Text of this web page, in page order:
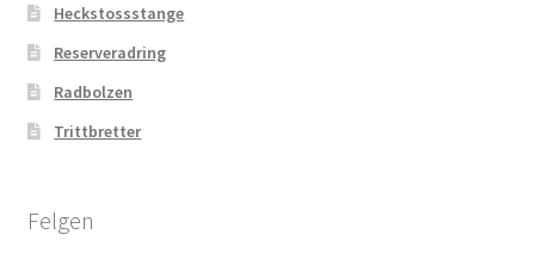
Heckstossstange
Reserveradring
Radbolzen
Trittbretter
Felgen